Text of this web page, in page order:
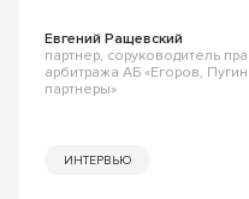
Евгений Ращевский
партнер, соруководитель
арбитража АБ «Егоров,
партнеры»
ИНТЕРВЬЮ